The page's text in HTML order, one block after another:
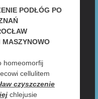
PODŁÓG PO
MASZYNOWO
homeomorfij
cellulitem
czyszczenie
chlejusie